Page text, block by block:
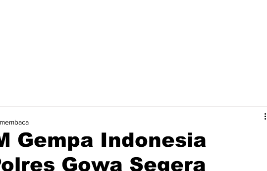
Gempa Indonesia
Gowa Segera